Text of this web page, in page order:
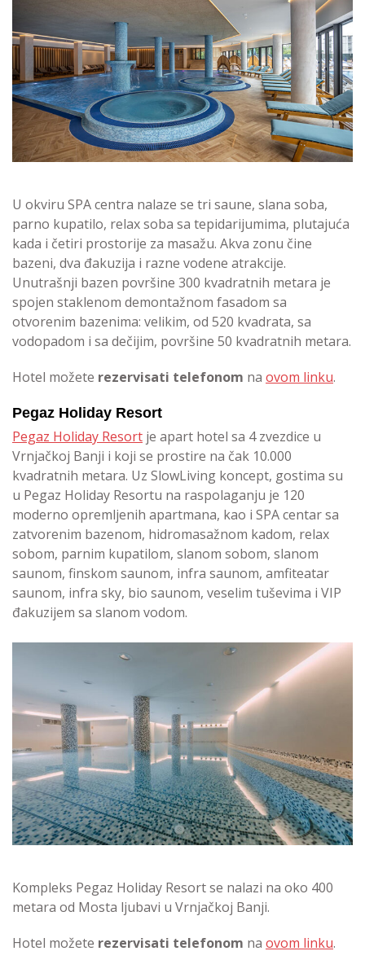
U okviru SPA centra nalaze se tri saune, slana soba,
parno kupatilo, relax soba sa tepidarijumima, plutajuća
kada i četiri prostorije za masažu. Akva zonu čine
bazeni, dva đakuzija i razne vodene atrakcije.
Unutrašnji bazen površine 300 kvadratnih metara je
spojen staklenom demontažnom fasadom sa
otvorenim bazenima: velikim, od 520 kvadrata, sa
vodopadom i sa dečijim, površine 50 kvadratnih metara.
Hotel možete rezervisati telefonom na ovom linku.
Pegaz Holiday Resort
Pegaz Holiday Resort je apart hotel sa 4 zvezdice u
Vrnjačkoj Banji i koji se prostire na čak 10.000
kvadratnih metara. Uz SlowLiving koncept, gostima su
u Pegaz Holiday Resortu na raspolaganju je 120
moderno opremljenih apartmana, kao i SPA centar sa
zatvorenim bazenom, hidromasažnom kadom, relax
sobom, parnim kupatilom, slanom sobom, slanom
saunom, finskom saunom, infra saunom, amfiteatar
saunom, infra sky, bio saunom, veselim tuševima i VIP
đakuzijem sa slanom vodom.
Kompleks Pegaz Holiday Resort se nalazi na oko 400
metara od Mosta ljubavi u Vrnjačkoj Banji.
Hotel možete rezervisati telefonom na ovom linku.